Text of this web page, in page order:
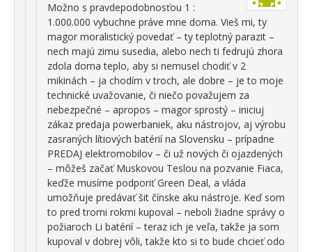
Možno s pravdepodobnosťou 1 :
1.000.000 vybuchne práve mne doma. Vieš mi, ty
magor moralistický povedať – ty teplotný parazit –
nech majú zimu susedia, alebo nech ti fedrujú zhora
zdola doma teplo, aby si nemusel chodiť v 2
mikinách – ja chodím v troch, ale dobre – je to moje
technické uvažovanie, či niečo považujem za
nebezpečné – apropos – magor sprostý – iniciuj
zákaz predaja powerbaniek, aku nástrojov, aj výrobu
zasraných lítiových batérií na Slovensku – prípadne
PREDAJ elektromobilov – či už nových či ojazdených
– môžeš začať Muskovou Teslou na pozvanie Fiaca,
keďže musíme podporiť Green Deal, a vláda
umožňuje predávať šit čínske aku nástroje. Keď som
to pred tromi rokmi kupoval – neboli žiadne správy o
požiaroch Li batérií – teraz ich je veľa, takže ja som
kupoval v dobrej vôli, takže kto si to bude chcieť odo